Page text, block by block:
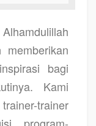
bagi
Kami
trainer
program-